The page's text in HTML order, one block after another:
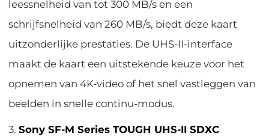
leessnelheid van tot 300 MB/s en een
schrijfsnelheid van 260 MB/s, biedt deze kaart
uitzonderlijke prestaties. De UHS-II-interface
maakt de kaart een uitstekende keuze voor het
opnemen van 4K-video of het snel vastleggen van
beelden in snelle continu-modus.
3.Sony SF-M Series TOUGH UHS-II SDXC